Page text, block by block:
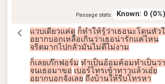
Passage stats: Known: 0 (0%)
แวบเดียวแค่ดู ก็ทำให้รู้ว่าเธอนะโดนหัว
อยากบอกเหลือเกินว่าเธอน่ารักแค่ไหน
จริตมากไปกลัวมันไม่ดีไม่งาม
ก็เลยเก๊กฟอร์ม ทำเป็นอ้อมค้อมทำเป็นว่า
จนเธอมาขอ เบอร์โทรเข้าทาวแล้วเอ๋ย
อยากบอกจังเลย ถึงบ้านให้รีบโทรหา